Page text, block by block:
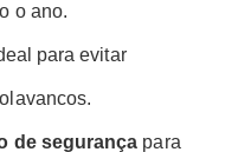
o ano.
para evitar
de segurança para